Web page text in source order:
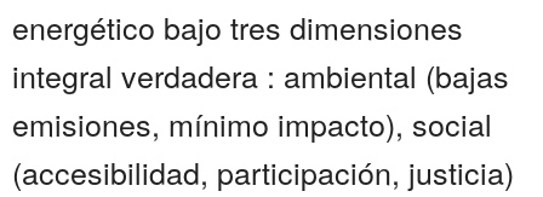
energético bajo tres dimensiones
integral verdadera : ambiental (bajas
emisiones, mínimo impacto), social
(accesibilidad, participación, justicia)